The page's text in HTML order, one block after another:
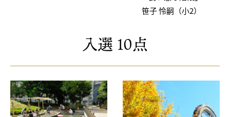
笹子 怜嗣（小2）
入選 10点